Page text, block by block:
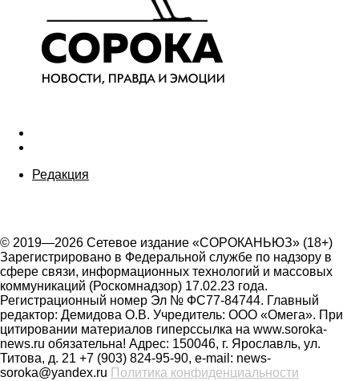
Редакция
© 2019—2026 Сетевое издание «СОРОКАНЬЮЗ» (18+)
Зарегистрировано в Федеральной службе по надзору в
сфере связи, информационных технологий и массовых
коммуникаций (Роскомнадзор) 17.02.23 года.
Регистрационный номер Эл № ФС77-84744. Главный
редактор: Демидова О.В. Учредитель: ООО «Омега». При
цитировании материалов гиперссылка на www.soroka-
news.ru обязательна! Адрес: 150046, г. Ярославль, ул.
Титова, д. 21 +7 (903) 824-95-90, e-mail: news-
soroka@yandex.ru Политика конфиденциальности